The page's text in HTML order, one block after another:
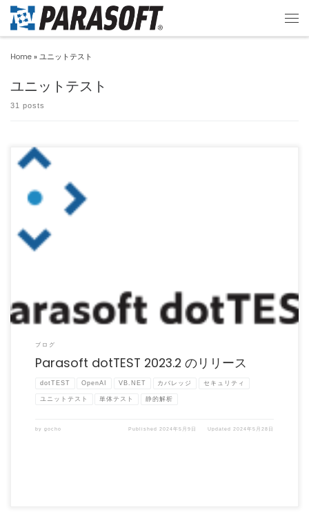
Home » ユニットテスト
ユニットテスト
31 posts
Parasoft dotTEST 2023.2 がリリースされました。 Parasoft dotTE […]
ブログ
Parasoft dotTEST 2023.2 のリリース
dotTEST OpenAI VB.NET カバレッジ セキュリティ
ユニットテスト 単体テスト 静的解析
by gocho Published 2024年5月9日 Updated 2024年5月28日